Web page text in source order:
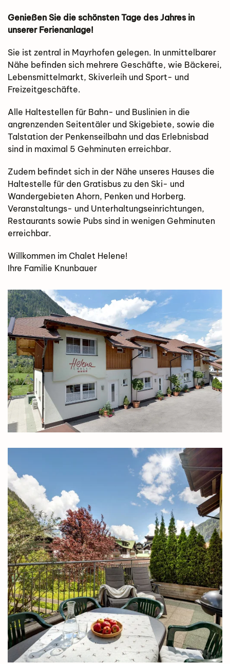
Genießen Sie die schönsten Tage des Jahres in
unserer Ferienanlage!
Sie ist zentral in Mayrhofen gelegen. In unmittelbarer
Nähe befinden sich mehrere Geschäfte, wie Bäckerei,
Lebensmittelmarkt, Skiverleih und Sport- und
Freizeitgeschäfte.
Alle Haltestellen für Bahn- und Buslinien in die
angrenzenden Seitentäler und Skigebiete, sowie die
Talstation der Penkenseilbahn und das Erlebnisbad
sind in maximal 5 Gehminuten erreichbar.
Zudem befindet sich in der Nähe unseres Hauses die
Haltestelle für den Gratisbus zu den Ski- und
Wandergebieten Ahorn, Penken und Horberg.
Veranstaltungs- und Unterhaltungseinrichtungen,
Restaurants sowie Pubs sind in wenigen Gehminuten
erreichbar.
Willkommen im Chalet Helene!
Ihre Familie Knunbauer